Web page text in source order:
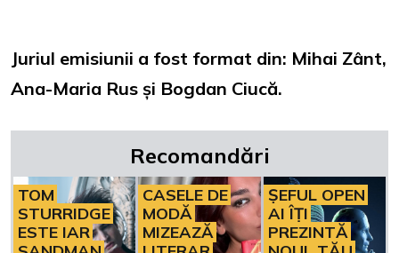
Juriul emisiunii a fost format din: Mihai Zânt,
Ana-Maria Rus și Bogdan Ciucă.
Recomandări
TOM
STURRIDGE
ESTE IAR
CASELE DE
MODĂ
MIZEAZĂ
ȘEFUL OPEN
AI ÎȚI
PREZINTĂ